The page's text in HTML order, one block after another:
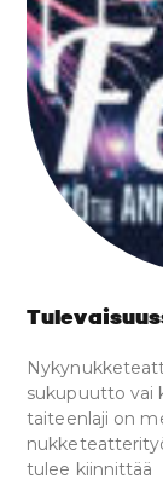
sukupuutto vai
taiteenlaji on
tulee kiinnittää